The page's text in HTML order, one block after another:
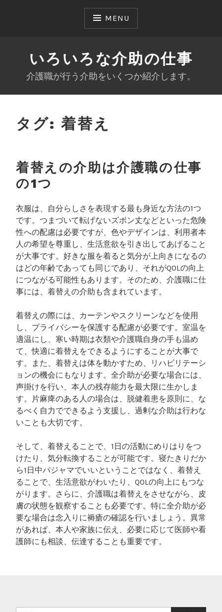
MENU
いろいろな介助の仕事
介護職が行う介助をいくつか紹介します。
タグ: 着替え
着替えの介助は介護職の仕事
の1つ
衣服は、自分らしさを表現する最も身近な方法の1つ
です。つまづいて転げないズボン丈などといった危険
性への配慮は必要ですが、色やデザインは、利用者本
人の希望を尊重し、生活意欲を引き出してあげること
が大事です。好きな服を着ると気分が上向きになるの
はどの年齢であっても同じであり、それがQOLの向上
につながる可能性もあります。そのため、介護職に仕
事には、着替えの介助も含まれています。
着替えの際には、カーテンやスクリーンなどを使用
し、プライバシーを保護する配慮が必要です。室温を
適温にし、寒い時期は衣類や介護職自身の手も温め
て、快適に着替えをできるようにすることが大事で
す。また、着替えは体を動かすため、リハビリテーシ
ョンの機会にもなります。全介助が必要な場合には、
声掛けを行い、本人の残存能力を最大限に生かしま
す。片麻痺のある人の場合は、脱健着患を原則に、な
るべく自力でできるよう支援し、過剰な介助は行わな
いことも大切です。
そして、着替えることで、1日の活動にめりはりをつ
けたり、気分転換することが可能です。寝たきりだか
ら1日中パジャマでいいということではなく、着替え
ることで、生活意欲がわいたり、QOLの向上にもつな
がります。さらに、介護職は着替えをさせながら、皮
膚の状態を観察することも必要です。特に全介助が必
要な場合は念入りに褥瘡の確認を行いましょう。異常
があれば、本人や家族に伝え、必要に応じて医師や看
護師にも相談、伝達することも重要です。